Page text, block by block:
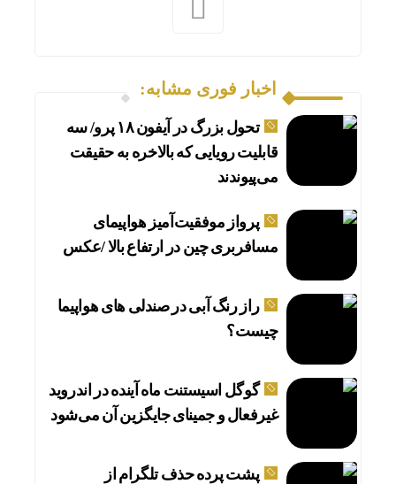
اخبار فوری مشابه:
تحول بزرگ در آیفون ۱۸ پرو/ سه
قابلیت رویایی که بالاخره به حقیقت
می‌پیوندند
پرواز موفقیت‌آمیز هواپیمای
مسافربری چین در ارتفاع بالا /عکس
راز رنگ آبی در صندلی های هواپیما
چیست؟
گوگل اسیستنت ماه آینده در اندروید
غیرفعال و جمینای جایگزین آن می‌شود
پشت پرده حذف تلگرام از